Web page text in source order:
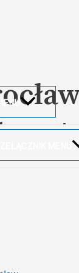
-
w